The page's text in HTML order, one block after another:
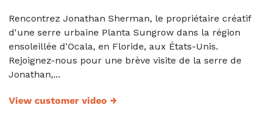
Rencontrez Jonathan Sherman, le propriétaire créatif
d'une serre urbaine Planta Sungrow dans la région
ensoleillée d'Ocala, en Floride, aux États-Unis.
Rejoignez-nous pour une brève visite de la serre de
Jonathan,...
View customer video →